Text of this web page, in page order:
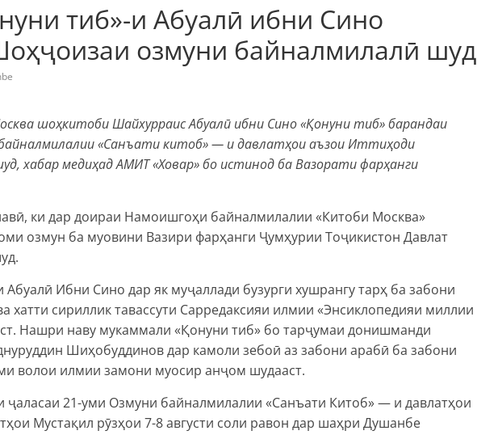
тиб»-и Абуалӣ ибни Сино
озмуни байналмилалӣ шуд
шоҳкитоби Шайхурраис Абуалӣ ибни Сино «Қонуни тиб» барандаи
«Санъати китоб» — и давлатҳои аъзои Иттиҳоди
хабар медиҳад АМИТ «Ховар» бо истинод ба Вазорати фарҳанги
ки дар доираи Намоишгоҳи байналмилалии «Китоби Москва»
озмун ба муовини Вазири фарҳанги Ҷумҳурии Тоҷикистон Давлат
Ибни Сино дар як муҷаллади бузурги хушрангу тарҳ ба забони
хатти сириллик тавассути Сарредаксияи илмии «Энсиклопедияи миллии
Нашри наву мукаммали «Қонуни тиб» бо тарҷумаи донишманди
Шиҳобуддинов дар камоли зебоӣ аз забони арабӣ ба забони
волои илмии замони муосир анҷом шудааст.
ҷаласаи 21-уми Озмуни байналмилалии «Санъати Китоб» — и давлатҳои
Мустақил рӯзҳои 7-8 августи соли равон дар шаҳри Душанбе